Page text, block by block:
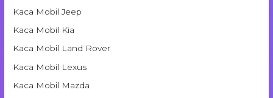
Kaca Mobil Jeep
Kaca Mobil Kia
Kaca Mobil Land Rover
Kaca Mobil Lexus
Kaca Mobil Mazda